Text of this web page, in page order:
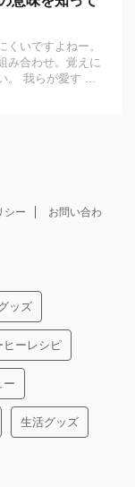
いですよねー。
み合わせ。覚えに
。 我らが愛す ...
シー
お問い合わ
ッズ
ヒーレシピ
ー
生活グッズ